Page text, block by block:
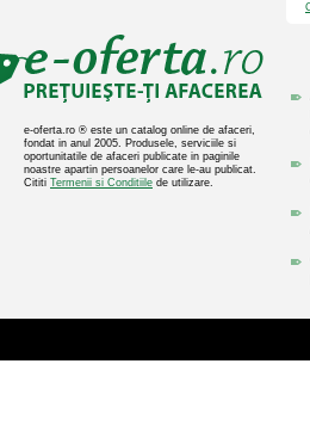
e-oferta.ro ® este un catalog online de afaceri,
fondat in anul 2005. Produsele, serviciile si
oportunitatile de afaceri publicate in paginile
noastre apartin persoanelor care le-au publicat.
Cititi Termenii si Conditiile de utilizare.